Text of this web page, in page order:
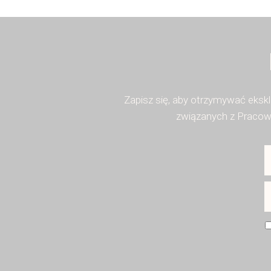
Zapisz się, aby otrzymywać
związanych z